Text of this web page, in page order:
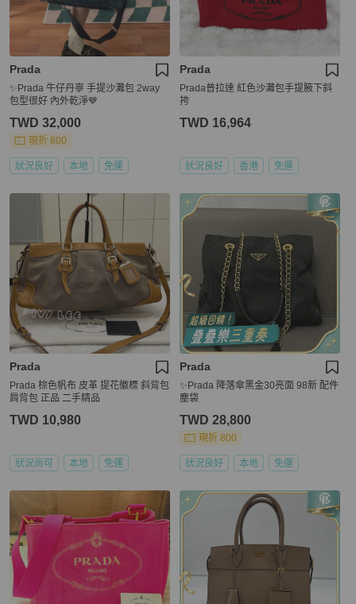
Prada
✨Prada 牛仔丹寧 手提沙灘包 2way
包型很好 內外乾淨💙
TWD 32,000
現折 800
狀況良好 本地 免運
Prada
Prada普拉達 紅色沙灘包手提腋下斜
挎
TWD 16,964
狀況良好 香港 免運
Prada
Prada 棕色帆布 皮革 提花徽標 斜背包
肩背包 正品 二手精品
TWD 10,980
狀況尚可 本地 免運
Prada
✨Prada 降落傘黑金30亮面 98新 配件
塵袋
TWD 28,800
現折 800
狀況良好 本地 免運